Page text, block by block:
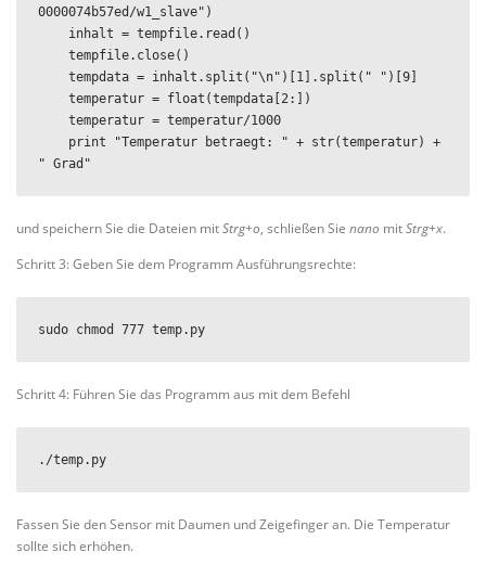
0000074b57ed/w1_slave")
inhalt = tempfile.read()
tempfile.close()
tempdata = inhalt.split("\n")[1].split(" ")[9]
temperatur = float(tempdata[2:])
temperatur = temperatur/1000
print "Temperatur betraegt: " + str(temperatur) +
" Grad"
und speichern Sie die Dateien mitStrg+o, schließen Sie nano mitStrg+x.
Schritt 3: Geben Sie dem Programm Ausführungsrechte:
sudo chmod 777 temp.py
Schritt 4: Führen Sie das Programm aus mit dem Befehl
./temp.py
Fassen Sie den Sensor mit Daumen und Zeigefinger an. Die Temperatur
sollte sich erhöhen.